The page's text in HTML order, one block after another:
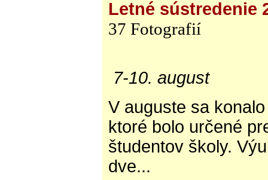
Letné sústredenie
37 Fotografií
7-10. august
V auguste sa
ktoré bolo určené
študentov školy.
dve...